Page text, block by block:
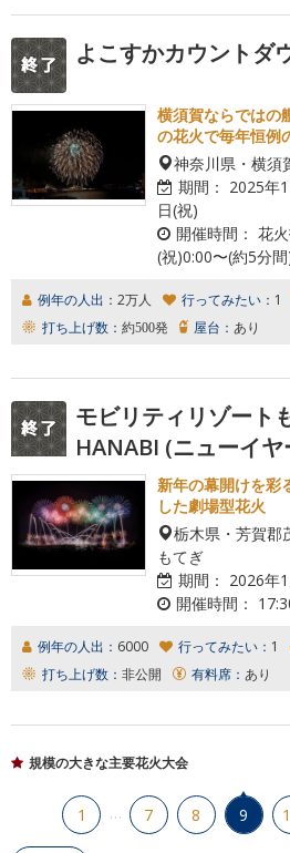
よこすかカウントダ
横須賀ならではの
の花火で毎年恒例
神奈川県・横須
期間： 2025年
日(祝)
開催時間： 花
(祝)0:00〜(約5分
例年の人出： 2万人 行ってみたい： 1
打ち上げ数： 約500発 屋台： あり
モビリティリゾート
HANABI (ニューイヤ
新年の幕開けを彩
した劇場型花火
栃木県・芳賀郡
もてぎ
期間： 2026年
開催時間：
例年の人出： 6000 行ってみたい： 1
打ち上げ数： 非公開 有料席： あり
規模の大きな主要花火大会
1 … 7 8 9